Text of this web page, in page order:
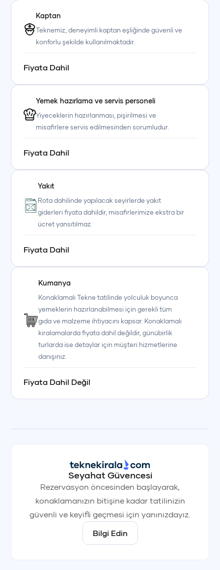
+90 (850) 242 50 50
+90 (850) 242 50 50
+90 (850) 242 50 50
+90 (850) 242 50 50
Kaptan
Teknemiz, deneyimli kaptan eşliğinde güvenli ve
konforlu şekilde kullanılmaktadır.
Fiyata Dahil
Yemek hazırlama ve servis personeli
Yiyeceklerin hazırlanması, pişirilmesi ve
misafirlere servis edilmesinden sorumludur.
Fiyata Dahil
Yakıt
Rota dahilinde yapılacak seyirlerde yakıt
giderleri fiyata dahildir, misafirlerimize ekstra bir
ücret yansıtılmaz.
Fiyata Dahil
Kumanya
Konaklamalı Tekne tatilinde yolculuk boyunca
yemeklerin hazırlanabilmesi için gerekli tüm
gıda ve malzeme ihtiyacını kapsar. Konaklamalı
kiralamalarda fiyata dahil değildir, günübirlik
turlarda ise detaylar için müşteri hizmetlerine
danışınız.
Fiyata Dahil Değil
Seyahat Güvencesi
Rezervasyon öncesinden başlayarak,
konaklamanızın bitişine kadar tatilinizin
güvenli ve keyifli geçmesi için yanınızdayız.
Bilgi Edin
+90 (850) 242 50 50
+90 (850) 242 50 50